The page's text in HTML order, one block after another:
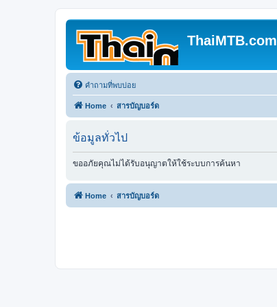
ThaiMTB.com
คำถามที่พบบ่อย
Home สารบัญบอร์ด
ข้อมูลทั่วไป
ขออภัยคุณไม่ได้รับอนุญาตให้ใช้ระบบการค้นหา
Home สารบัญบอร์ด